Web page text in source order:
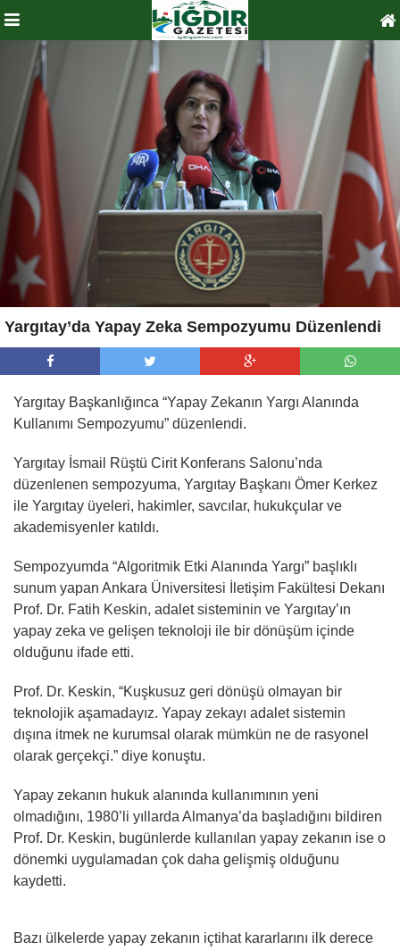
Yargıtay’da Yapay Zeka Sempozyumu Düzenlendi
Yargıtay Başkanlığınca “Yapay Zekanın Yargı Alanında
Kullanımı Sempozyumu” düzenlendi.
Yargıtay İsmail Rüştü Cirit Konferans Salonu’nda
düzenlenen sempozyuma, Yargıtay Başkanı Ömer Kerkez
ile Yargıtay üyeleri, hakimler, savcılar, hukukçular ve
akademisyenler katıldı.
Sempozyumda “Algoritmik Etki Alanında Yargı” başlıklı
sunum yapan Ankara Üniversitesi İletişim Fakültesi Dekanı
Prof. Dr. Fatih Keskin, adalet sisteminin ve Yargıtay’ın
yapay zeka ve gelişen teknoloji ile bir dönüşüm içinde
olduğunu ifade etti.
Prof. Dr. Keskin, “Kuşkusuz geri dönüşü olmayan bir
teknolojik aşamadayız. Yapay zekayı adalet sistemin
dışına itmek ne kurumsal olarak mümkün ne de rasyonel
olarak gerçekçi.” diye konuştu.
Yapay zekanın hukuk alanında kullanımının yeni
olmadığını, 1980’li yıllarda Almanya’da başladığını bildiren
Prof. Dr. Keskin, bugünlerde kullanılan yapay zekanın ise o
dönemki uygulamadan çok daha gelişmiş olduğunu
kaydetti.
Bazı ülkelerde yapay zekanın içtihat kararlarını ilk derece